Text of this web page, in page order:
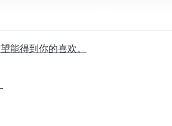
能得到你的喜欢。